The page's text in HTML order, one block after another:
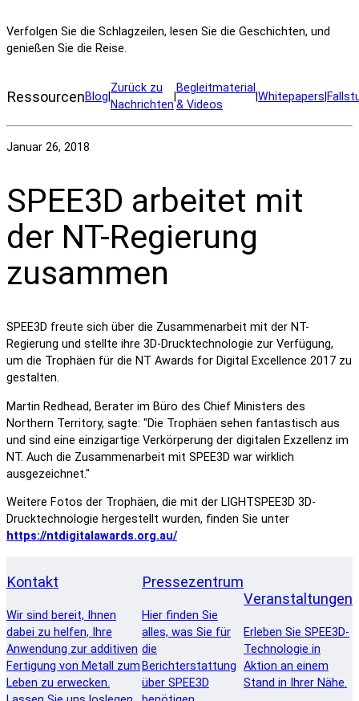
Verfolgen Sie die Schlagzeilen, lesen Sie die Geschichten, und
genießen Sie die Reise.
RessourcenBlog
Zurück zu
Nachrichten
Begleitmaterial
& Videos
Whitepapers
Januar 26, 2018
SPEE3D arbeitet mit
der NT-Regierung
zusammen
SPEE3D freute sich über die Zusammenarbeit mit der NT-
Regierung und stellte ihre 3D-Drucktechnologie zur Verfügung,
um die Trophäen für die NT Awards for Digital Excellence 2017 zu
gestalten.
Martin Redhead, Berater im Büro des Chief Ministers des
Northern Territory, sagte: "Die Trophäen sehen fantastisch aus
und sind eine einzigartige Verkörperung der digitalen Exzellenz im
NT. Auch die Zusammenarbeit mit SPEE3D war wirklich
ausgezeichnet."
Weitere Fotos der Trophäen, die mit der LIGHTSPEE3D 3D-
Drucktechnologie hergestellt wurden, finden Sie unter
https://ntdigitalawards.org.au/
Kontakt
Wir sind bereit, Ihnen
dabei zu helfen, Ihre
Anwendung zur additiven
Fertigung von Metall zum
Leben zu erwecken.
Pressezentrum
Hier finden Sie
alles, was Sie für
die
Berichterstattung
über SPEE3D
Veranstaltungen
Erleben Sie SPEE3D-
Technologie in
Aktion an einem
Stand in Ihrer Nähe.